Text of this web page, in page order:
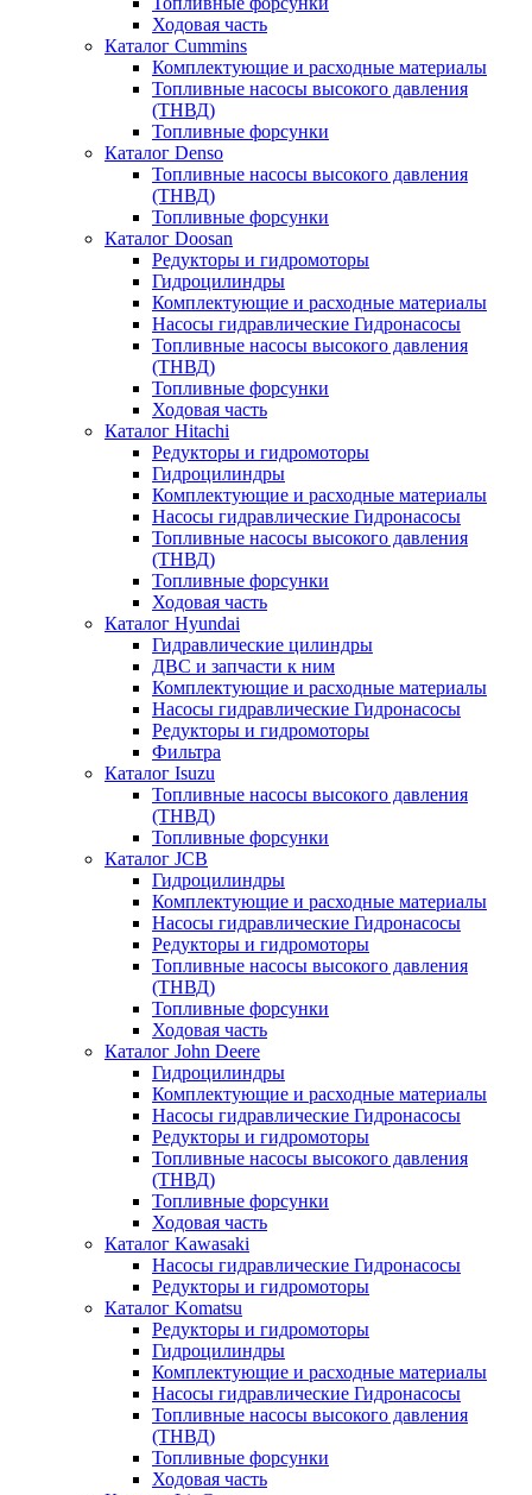
Ходовая часть
Каталог Cummins
Комплектующие и расходные материалы
Топливные насосы высокого давления
(ТНВД)
Топливные форсунки
Каталог Denso
Топливные насосы высокого давления
(ТНВД)
Топливные форсунки
Каталог Doosan
Редукторы и гидромоторы
Гидроцилиндры
Комплектующие и расходные материалы
Насосы гидравлические Гидронасосы
Топливные насосы высокого давления
(ТНВД)
Топливные форсунки
Ходовая часть
Каталог Hitachi
Редукторы и гидромоторы
Гидроцилиндры
Комплектующие и расходные материалы
Насосы гидравлические Гидронасосы
Топливные насосы высокого давления
(ТНВД)
Топливные форсунки
Ходовая часть
Каталог Hyundai
Гидравлические цилиндры
ДВС и запчасти к ним
Комплектующие и расходные материалы
Насосы гидравлические Гидронасосы
Редукторы и гидромоторы
Фильтра
Каталог Isuzu
Топливные насосы высокого давления
(ТНВД)
Топливные форсунки
Каталог JCB
Гидроцилиндры
Комплектующие и расходные материалы
Насосы гидравлические Гидронасосы
Редукторы и гидромоторы
Топливные насосы высокого давления
(ТНВД)
Топливные форсунки
Ходовая часть
Каталог John Deere
Гидроцилиндры
Комплектующие и расходные материалы
Насосы гидравлические Гидронасосы
Редукторы и гидромоторы
Топливные насосы высокого давления
(ТНВД)
Топливные форсунки
Ходовая часть
Каталог Kawasaki
Насосы гидравлические Гидронасосы
Редукторы и гидромоторы
Каталог Komatsu
Редукторы и гидромоторы
Гидроцилиндры
Комплектующие и расходные материалы
Насосы гидравлические Гидронасосы
Топливные насосы высокого давления
(ТНВД)
Топливные форсунки
Ходовая часть